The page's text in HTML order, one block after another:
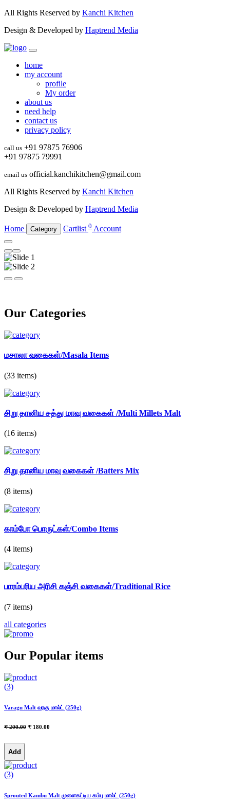
All Rights Reserved by Kanchi Kitchen
Design & Developed by Haptrend Media
home
my account
profile
My order
about us
need help
contact us
privacy policy
call us +91 97875 76906
+91 97875 79991
email us official.kanchikitchen@gmail.com
All Rights Reserved by Kanchi Kitchen
Design & Developed by Haptrend Media
Home Category Cartlist 0 Account
Our Categories
மசாலா வகைகள்/Masala Items
(33 items)
சிறு தானிய சத்து மாவு வகைகள் /Multi Millets Malt
(16 items)
சிறு தானிய மாவு வகைகள் /Batters Mix
(8 items)
காம்போ பொருட்கள்/Combo Items
(4 items)
பாரம்பரிய அரிசி கஞ்சி வகைகள்/Traditional Rice
(7 items)
all categories
Our Popular items
(3)
Varagu Malt வரகு மால்ட் (250g)
₹ 200.00 ₹ 180.00
Add
(3)
Sprouted Kambu Malt முளைகட்டிய கம்பு மால்ட் (250g)